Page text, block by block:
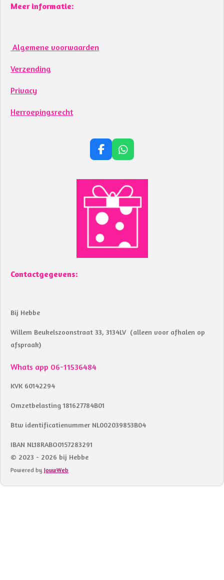
Meer informatie:
Algemene voorwaarden
Verzending
Privacy
Herroepingsrecht
F
e
b
o
o
k
W
t
s
A
p
p
Contactgegevens:
Bij Hebbe
Willem Beukelszoonstraat 33, 3134LV (alleen voor afhalen op
afspraak)
Whats app 06-11536484
KVK 60142294
Omzetbelasting 181627784B01
Btw identificatienummer NL002039853B04
IBAN NL18RABO0157283291
© 2023 - 2026 bij Hebbe
Powered by JouwWeb